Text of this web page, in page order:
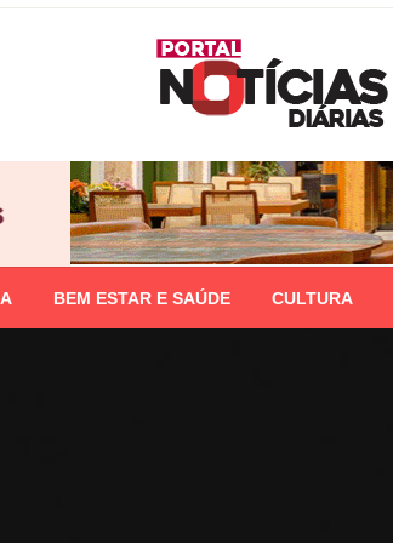
BEM ESTAR E SAÚDE CULTURA